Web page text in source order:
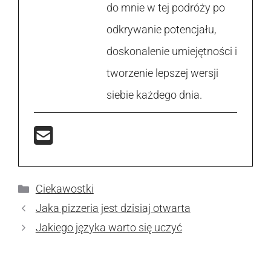
do mnie w tej podróży po
odkrywanie potencjału,
doskonalenie umiejętności i
tworzenie lepszej wersji
siebie każdego dnia.
Kategorie
Ciekawostki
Jaka pizzeria jest dzisiaj otwarta
Jakiego języka warto się uczyć